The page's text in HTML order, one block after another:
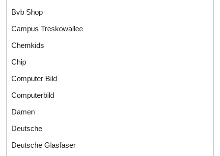
Bvb Shop
Campus Treskowallee
Chemkids
Chip
Computer Bild
Computerbild
Damen
Deutsche
Deutsche Glasfaser